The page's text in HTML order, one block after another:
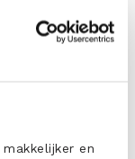
en
deze